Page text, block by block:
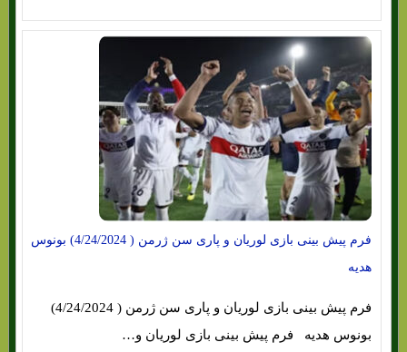
فرم پیش بینی بازی لوریان و پاری سن ژرمن ( 4/24/2024) بونوس
هدیه
فرم پیش بینی بازی لوریان و پاری سن ژرمن ( 4/24/2024)
بونوس هدیه فرم پیش بینی بازی لوریان و…